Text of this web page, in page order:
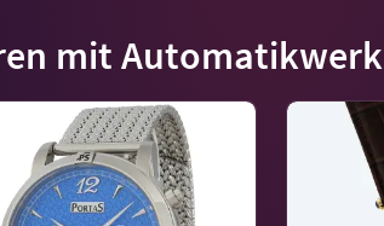
mit Automatikwerk